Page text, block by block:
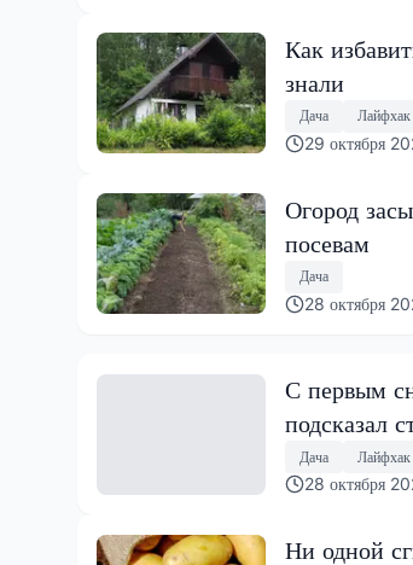
Как
знали
Дача Лайфхак
29 октября
Огород
посевам
Дача
28 октября
С первым
подсказал
Дача Лайфхак
28 октября
Ни одной